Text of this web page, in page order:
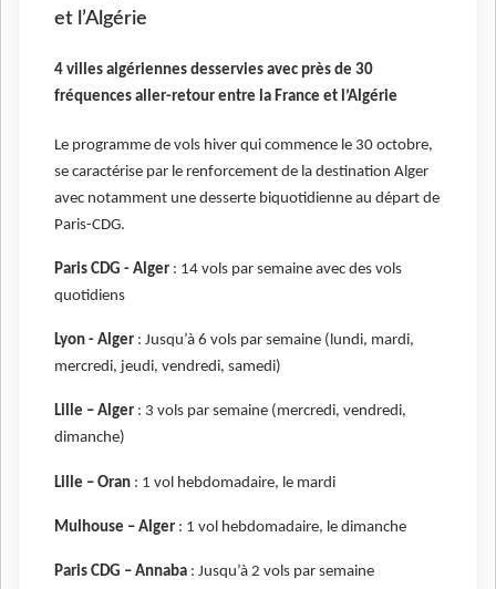
et l’Algérie
4 villes algériennes desservies avec près de 30
fréquences aller-retour entre la France et l’Algérie
Le programme de vols hiver qui commence le 30 octobre,
se caractérise par le renforcement de la destination Alger
avec notamment une desserte biquotidienne au départ de
Paris-CDG.
Paris CDG - Alger : 14 vols par semaine avec des vols
quotidiens
Lyon - Alger : Jusqu’à 6 vols par semaine (lundi, mardi,
mercredi, jeudi, vendredi, samedi)
Lille – Alger : 3 vols par semaine (mercredi, vendredi,
dimanche)
Lille – Oran : 1 vol hebdomadaire, le mardi
Mulhouse – Alger : 1 vol hebdomadaire, le dimanche
Paris CDG – Annaba : Jusqu’à 2 vols par semaine